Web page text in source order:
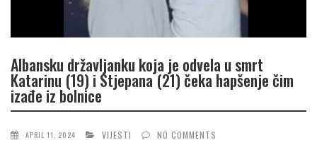
Albansku državljanku koja je odvela u smrt
Katarinu (19) i Stjepana (21) čeka hapšenje čim
izađe iz bolnice
APRIL 11, 2024 VIJESTI NO COMMENTS